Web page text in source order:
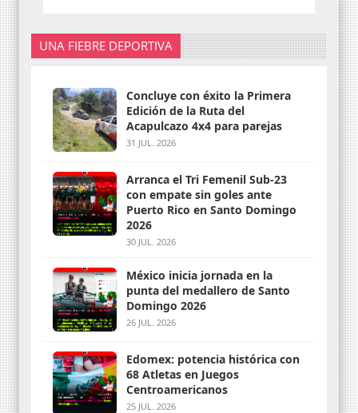
UNA FIEBRE DEPORTIVA
Concluye con éxito la Primera
Edición de la Ruta del
Acapulcazo 4x4 para parejas
31 JUL. 2026
Arranca el Tri Femenil Sub-23
con empate sin goles ante
Puerto Rico en Santo Domingo
2026
30 JUL. 2026
México inicia jornada en la
punta del medallero de Santo
Domingo 2026
26 JUL. 2026
Edomex: potencia histórica con
68 Atletas en Juegos
Centroamericanos
25 JUL. 2026